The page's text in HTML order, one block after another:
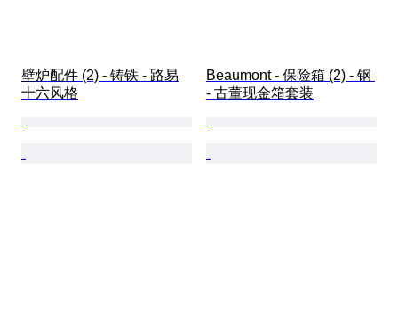
壁炉配件 (2) - 铸铁 - 路易
十六风格
Beaumont - 保险箱 (2) - 钢
- 古董现金箱套装